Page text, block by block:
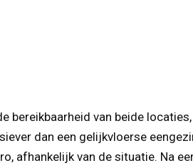
van beide
dan een gelijkvloerse
afhankelijk van de situatie. Na